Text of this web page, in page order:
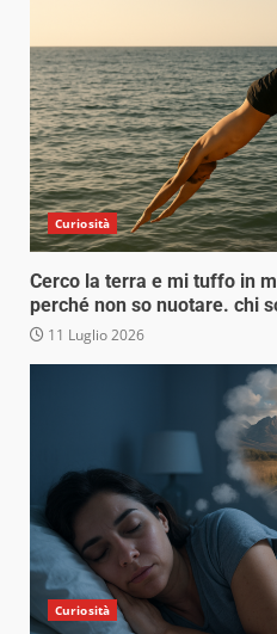
Curiosità
Cerco la terra e mi tuffo in
perché non so nuotare. chi
11 Luglio 2026
Curiosità